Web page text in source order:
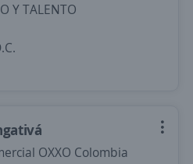
Y TALENTO
OXXO Colombia